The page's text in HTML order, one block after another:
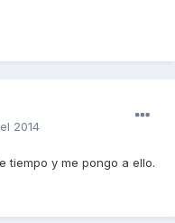
2014
tiempo y me pongo a ello.